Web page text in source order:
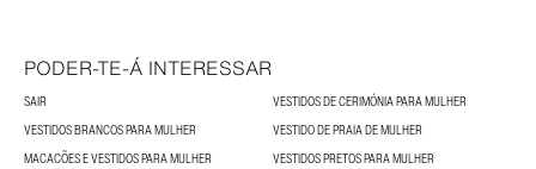
PODER-TE-Á INTERESSAR
SAIR
VESTIDOS DE CERIMÓNIA PARA MULHER
VESTIDOS BRANCOS PARA MULHER
VESTIDO DE PRAIA DE MULHER
MACACÕES E VESTIDOS PARA MULHER
VESTIDOS PRETOS PARA MULHER